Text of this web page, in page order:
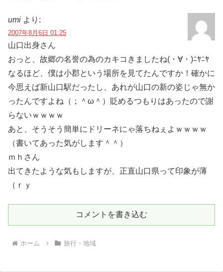
umi より:
2007年8月6日 01:25
山口出身さん
おっと、故郷の名誉の為のカキコきましたね(・∀・)ﾆﾔﾆﾔ
なるほど、僕は小郡という場所を見てたんですか！確かに
今思えば新山口駅だったし、あれが山口の新の姿じゃ無か
ったんですよね（；＾ω＾）貶めるつもりはあったので謝
らないｗｗｗｗ
あと、そうそう簡単にドリーネにゃ落ちねぇよｗｗｗｗ
（書いてあった気がします＾＾）
ｍｈさん
出てきたような気もしますが、正直山口県って印象が薄
（ｒｙ
コメントを書き込む
ホーム 旅行・地域